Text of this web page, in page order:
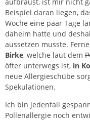
Beispiel daran liegen,
Woche eine paar Tage
daheim hatte und
aussetzen musste.
Birke, welche laut dem
öfter unterwegs ist, in
neue Allergieschübe
Spekulationen.
Ich bin jedenfall
Pollenallergie noch